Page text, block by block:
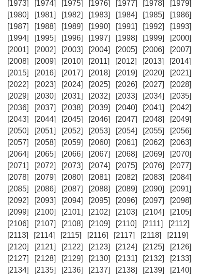
[1973] [1974] [1975] [1976] [1977] [1978]
[1979]
[1980]
[1981] [1982] [1983] [1984] [1985]
[1986]
[1987]
[1988] [1989] [1990] [1991] [1992]
[1993]
[1994]
[1995] [1996] [1997] [1998] [1999]
[2000]
[2001]
[2002] [2003] [2004] [2005] [2006]
[2007]
[2008]
[2009] [2010] [2011] [2012] [2013]
[2014]
[2015]
[2016] [2017] [2018] [2019] [2020]
[2021]
[2022]
[2023] [2024] [2025] [2026] [2027]
[2028]
[2029]
[2030] [2031] [2032] [2033] [2034]
[2035]
[2036]
[2037] [2038] [2039] [2040] [2041]
[2042]
[2043]
[2044] [2045] [2046] [2047] [2048]
[2049]
[2050]
[2051] [2052] [2053] [2054] [2055]
[2056]
[2057]
[2058] [2059] [2060] [2061] [2062]
[2063]
[2064]
[2065] [2066] [2067] [2068] [2069]
[2070]
[2071]
[2072] [2073] [2074] [2075] [2076]
[2077]
[2078]
[2079] [2080] [2081] [2082] [2083]
[2084]
[2085]
[2086] [2087] [2088] [2089] [2090]
[2091]
[2092]
[2093] [2094] [2095] [2096] [2097]
[2098]
[2099]
[2100] [2101] [2102] [2103] [2104]
[2105]
[2106]
[2107] [2108] [2109] [2110] [2111]
[2112]
[2113]
[2114] [2115] [2116] [2117] [2118]
[2119]
[2120]
[2121] [2122] [2123] [2124] [2125]
[2126]
[2127]
[2128] [2129] [2130] [2131] [2132]
[2133]
[2134]
[2135] [2136] [2137] [2138] [2139]
[2140]